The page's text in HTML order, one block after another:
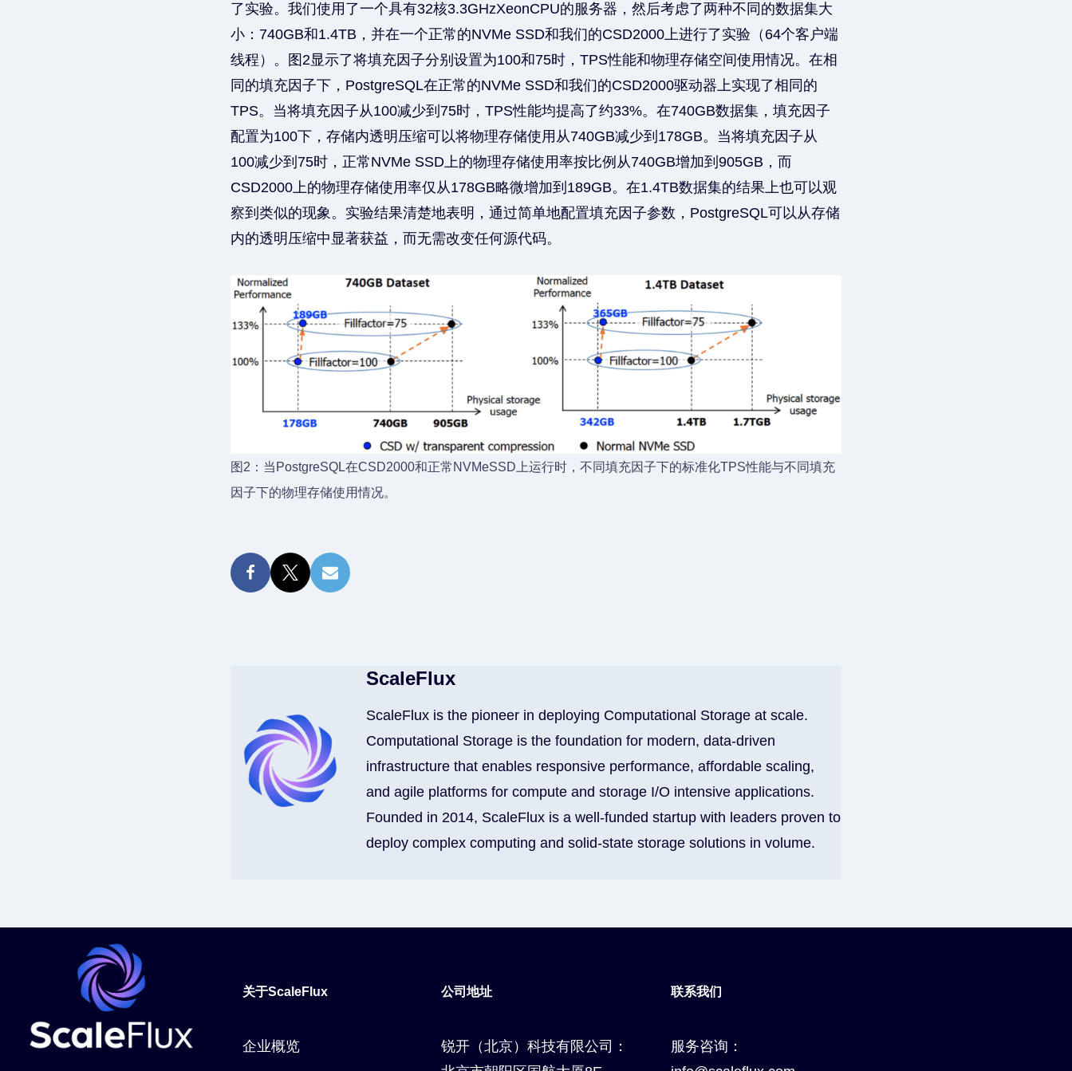
了实验。我们使用了一个具有32核3.3GHzXeonCPU的服务器，然后考虑了两种不同的数据集大
小：740GB和1.4TB，并在一个正常的NVMe SSD和我们的CSD2000上进行了实验（64个客户端
线程）。图2显示了将填充因子分别设置为100和75时，TPS性能和物理存储空间使用情况。在相
同的填充因子下，PostgreSQL在正常的NVMe SSD和我们的CSD2000驱动器上实现了相同的
TPS。当将填充因子从100减少到75时，TPS性能均提高了约33%。在740GB数据集，填充因子
配置为100下，存储内透明压缩可以将物理存储使用从740GB减少到178GB。当将填充因子从
100减少到75时，正常NVMe SSD上的物理存储使用率按比例从740GB增加到905GB，而
CSD2000上的物理存储使用率仅从178GB略微增加到189GB。在1.4TB数据集的结果上也可以观
察到类似的现象。实验结果清楚地表明，通过简单地配置填充因子参数，PostgreSQL可以从存储
内的透明压缩中显著获益，而无需改变任何源代码。
图2：当PostgreSQL在CSD2000和正常NVMeSSD上运行时，不同填充因子下的标准化TPS性能与不同填充
因子下的物理存储使用情况。
ScaleFlux
ScaleFlux is the pioneer in deploying Computational Storage at scale.
Computational Storage is the foundation for modern, data-driven
infrastructure that enables responsive performance, affordable scaling,
and agile platforms for compute and storage I/O intensive applications.
Founded in 2014, ScaleFlux is a well-funded startup with leaders proven to
deploy complex computing and solid-state storage solutions in volume.
关于ScaleFlux
企业概览
公司地址
锐开（北京）科技有限公司：
联系我们
服务咨询：